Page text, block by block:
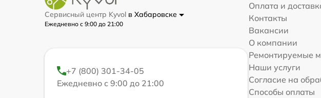
Сервисный центр Kyvol в Хабаровске
Ежедневно с 9:00 до 21:00
+7 (800) 301-34-05
Ежедневно с 9:00 до 21:00
Оплата и
Контакты
Вакансии
О компании
Ремонтируемые
Наши услуги
Согласие на
Способы оплаты